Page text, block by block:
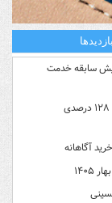
سابقه خدمت
فریبِ «کاهش شتاب تورم» را نخورید؛ سفره کارگران با تورم ۱۲۸ درصدی
آگاهانه